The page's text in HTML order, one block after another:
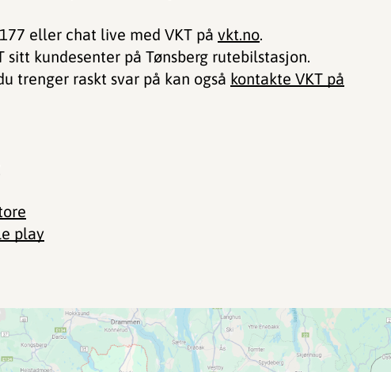
eller chat live med VKT på vkt.no.
sitt kundesenter på Tønsberg rutebilstasjon.
trenger raskt svar på kan også kontakte VKT på
play